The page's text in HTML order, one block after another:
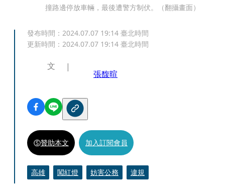
撞路邊停放車輛，最後遭警方制伏。（翻攝畫面）
發布時間： 2024.07.07 19:14 臺北時間
更新時間： 2024.07.07 19:14 臺北時間
文
張馥暄
贊助本文 加入訂閱會員
高雄 闖紅燈 妨害公務 違規